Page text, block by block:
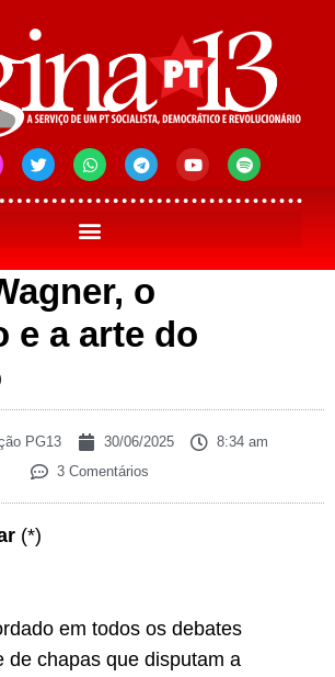
o
e a arte do
PG13 30/06/2025
8:34 am
3 Comentários
(*)
em todos os debates
de chapas que disputam a